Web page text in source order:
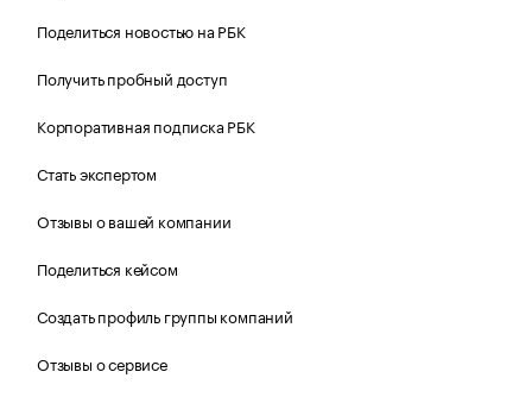
Поделиться новостью на РБК
Получить пробный доступ
Корпоративная подписка РБК
Стать экспертом
Отзывы о вашей компании
Поделиться кейсом
Создать профиль группы компаний
Отзывы о сервисе